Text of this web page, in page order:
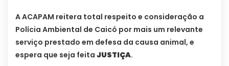
A ACAPAM reitera total respeito e consideração a
Polícia Ambiental de Caicó por mais um relevante
serviço prestado em defesa da causa animal, e
espera que seja feita JUSTIÇA.